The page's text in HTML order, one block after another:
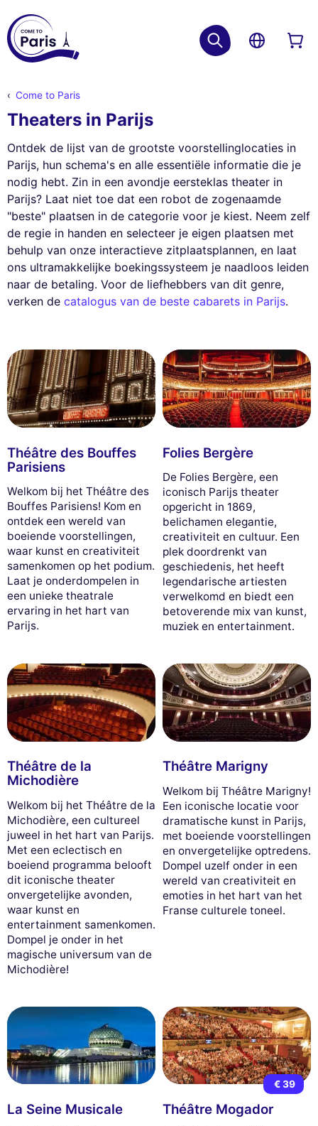
Come to Paris
Theaters in Parijs
Ontdek de lijst van de grootste voorstellinglocaties in
Parijs, hun schema's en alle essentiële informatie die je
nodig hebt. Zin in een avondje eersteklas theater in
Parijs? Laat niet toe dat een robot de zogenaamde
"beste" plaatsen in de categorie voor je kiest. Neem zelf
de regie in handen en selecteer je eigen plaatsen met
behulp van onze interactieve zitplaatsplannen, en laat
ons ultramakkelijke boekingssysteem je naadloos leiden
naar de betaling. Voor de liefhebbers van dit genre,
verken de catalogus van de beste cabarets in Parijs.
Théâtre des Bouffes
Parisiens
Welkom bij het Théâtre des
Bouffes Parisiens! Kom en
ontdek een wereld van
boeiende voorstellingen,
waar kunst en creativiteit
samenkomen op het podium.
Laat je onderdompelen in
een unieke theatrale
ervaring in het hart van
Parijs.
Folies Bergère
De Folies Bergère, een
iconisch Parijs theater
opgericht in 1869,
belichamen elegantie,
creativiteit en cultuur. Een
plek doordrenkt van
geschiedenis, het heeft
legendarische artiesten
verwelkomd en biedt een
betoverende mix van kunst,
muziek en entertainment.
Théâtre de la
Michodière
Welkom bij het Théâtre de la
Michodière, een cultureel
juweel in het hart van Parijs.
Met een eclectisch en
boeiend programma belooft
dit iconische theater
onvergetelijke avonden,
waar kunst en
entertainment samenkomen.
Dompel je onder in het
magische universum van de
Michodière!
Théâtre Marigny
Welkom bij Théâtre Marigny!
Een iconische locatie voor
dramatische kunst in Parijs,
met boeiende voorstellingen
en onvergetelijke optredens.
Dompel uzelf onder in een
wereld van creativiteit en
emoties in het hart van het
Franse culturele toneel.
La Seine Musicale
€ 39
Théâtre Mogador